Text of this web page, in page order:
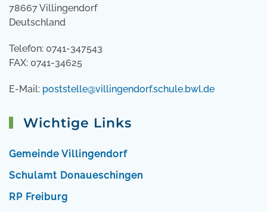
78667 Villingendorf
Deutschland
Telefon: 0741-347543
FAX: 0741-34625
E-Mail: poststelle@villingendorf.schule.bwl.de
Wichtige Links
Gemeinde Villingendorf
Schulamt Donaueschingen
RP Freiburg